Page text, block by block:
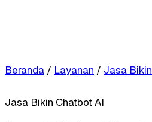
Beranda / Layanan / Jasa
Jasa Bikin Chatbot AI